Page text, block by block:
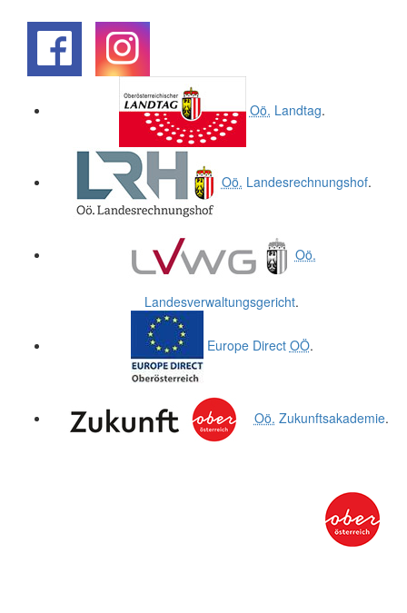
Oö. Landtag.
Oö. Landesrechnungshof.
Oö.
Landesverwaltungsgericht.
Europe Direct OÖ.
Oö. Zukunftsakademie.